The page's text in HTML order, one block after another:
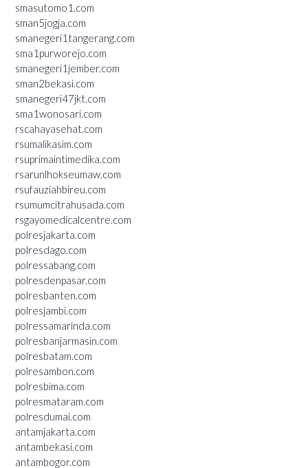
smasutomo1.com
sman5jogja.com
smanegeri1tangerang.com
sma1purworejo.com
smanegeri1jember.com
sman2bekasi.com
smanegeri47jkt.com
sma1wonosari.com
rscahayasehat.com
rsumalikasim.com
rsuprimaintimedika.com
rsarunlhokseumaw.com
rsufauziahbireu.com
rsumumcitrahusada.com
rsgayomedicalcentre.com
polresjakarta.com
polresdago.com
polressabang.com
polresdenpasar.com
polresbanten.com
polresjambi.com
polressamarinda.com
polresbanjarmasin.com
polresbatam.com
polresambon.com
polresbima.com
polresmataram.com
polresdumai.com
antamjakarta.com
antambekasi.com
antambogor.com